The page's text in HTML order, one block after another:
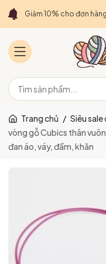
Giảm 10% cho đơn
Trang chủ / Siêu
vòng gỗ Cubics thân
đan áo, váy, đầm, khăn